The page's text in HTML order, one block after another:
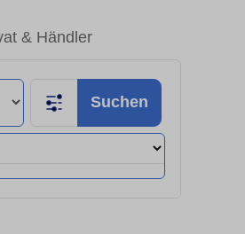
& Händler
Suchen